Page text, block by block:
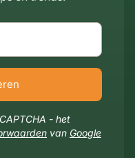
- het
van Google